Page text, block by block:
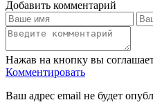
Добавить комментарий
Нажав на кнопку вы
Комментировать
Ваш адрес email не будет